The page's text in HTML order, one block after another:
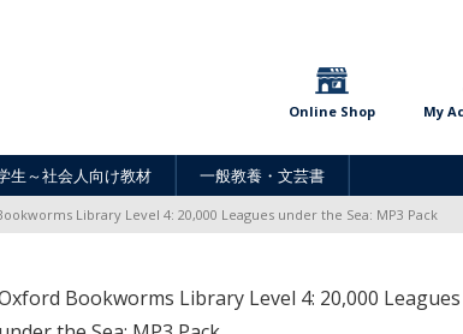
Online Shop My
生～社会人向け教材 一般教養・文芸書
Library Level 4: 20,000 Leagues under the Sea: MP3 Pack
Bookworms Library Level 4: 20,000 Leagues